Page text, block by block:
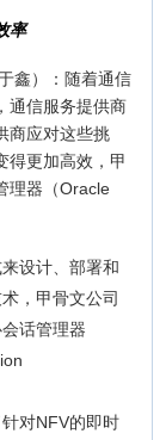
率
鑫）：随着通信
通信服务提供商
商应对这些挑
得更加高效，甲
理器（Oracle
设计、部署和
，甲骨文公司
话管理器
对NFV的即时